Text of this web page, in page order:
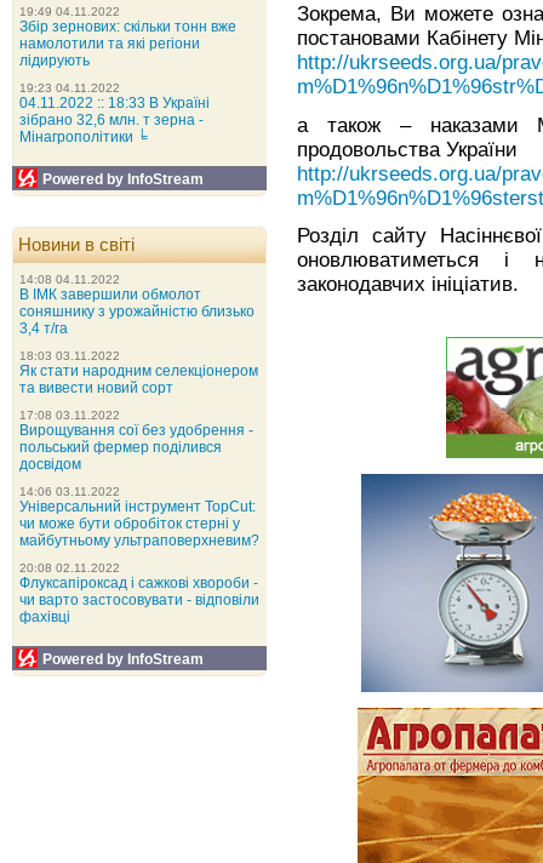
Зокрема, Ви можете
постановами Кабінету
http://ukrseeds.org.ua/
а також – наказами
продовольства України
http://ukrseeds.org.ua/
Розділ сайту
оновлюватиметься і
законодавчих ініціатив.
19:49 04.11.2022
Збір зернових: скільки тонн вже
намолотили та які регіони
лідирують
19:23 04.11.2022
04.11.2022 :: 18:33 В Україні
зібрано 32,6 млн. т зерна -
Мінагрополітики ╘
Powered by InfoStream
Новини в світі
14:08 04.11.2022
В ІМК завершили обмолот
соняшнику з урожайністю близько
3,4 т/га
18:03 03.11.2022
Як стати народним селекціонером
та вивести новий сорт
17:08 03.11.2022
Вирощування сої без удобрення -
польський фермер поділився
досвідом
14:06 03.11.2022
Універсальний інструмент TopCut:
чи може бути обробіток стерні у
майбутньому ультраповерхневим?
20:08 02.11.2022
Флуксапіроксад і сажкові хвороби -
чи варто застосовувати - відповіли
фахівці
Powered by InfoStream